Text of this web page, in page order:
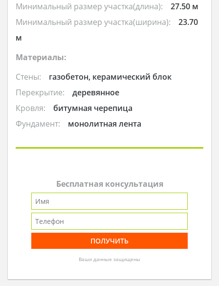
Минимальный размер участка(длина):
27.50 м
Минимальный размер участка(ширина):
23.70
м
Материалы:
Стены:
газобетон, керамический блок
Перекрытие:
деревянное
Кровля:
битумная черепица
Фундамент:
монолитная лента
Бесплатная консультация
Ваши данные защищены